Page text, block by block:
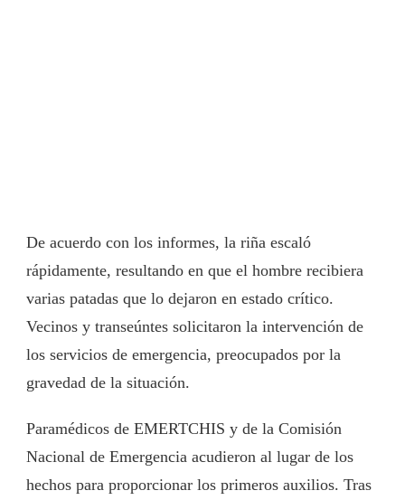
De acuerdo con los informes, la riña escaló
rápidamente, resultando en que el hombre recibiera
varias patadas que lo dejaron en estado crítico.
Vecinos y transeúntes solicitaron la intervención de
los servicios de emergencia, preocupados por la
gravedad de la situación.
Paramédicos de EMERTCHIS y de la Comisión
Nacional de Emergencia acudieron al lugar de los
hechos para proporcionar los primeros auxilios. Tras